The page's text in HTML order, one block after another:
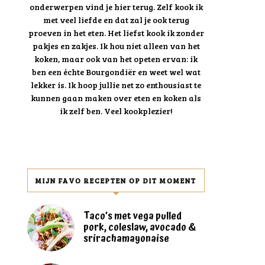
onderwerpen vind je hier terug. Zelf kook ik
met veel liefde en dat zal je ook terug
proeven in het eten. Het liefst kook ik zonder
pakjes en zakjes. Ik hou niet alleen van het
koken, maar ook van het opeten ervan: ik
ben een échte Bourgondiër en weet wel wat
lekker is. Ik hoop jullie net zo enthousiast te
kunnen gaan maken over eten en koken als
ik zelf ben. Veel kookplezier!
MIJN FAVO RECEPTEN OP DIT MOMENT
Taco’s met vega pulled
pork, coleslaw, avocado &
srirachamayonaise